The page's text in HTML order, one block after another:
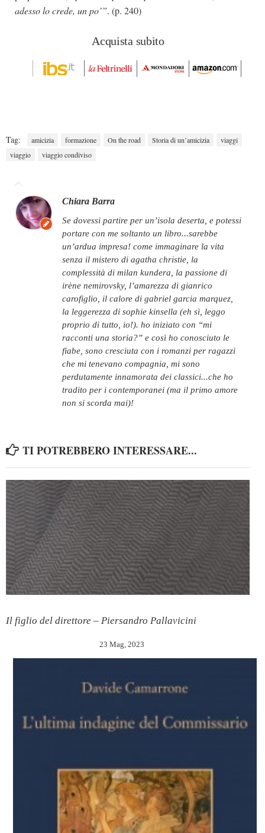
adesso lo crede, un po’”. (p. 240)
Acquista subito
Tag: amicizia formazione On the road Storia di un’amicizia
viaggi
viaggio
viaggio condiviso
Chiara Barra
se dovessi partire per un’isola deserta, e potessi
portare con me soltanto un libro...sarebbe
un’ardua impresa! come immaginare la vita
senza il mistero di agatha christie, la
complessità di milan kundera, la passione di
irène nemirovsky, l’amarezza di gianrico
carofiglio, il calore di gabriel garcia marquez,
la leggerezza di sophie kinsella (eh sì, leggo
proprio di tutto, io!). ho iniziato con “mi
racconti una storia?” e così ho conosciuto le
fiabe, sono cresciuta con i romanzi per ragazzi
che mi tenevano compagnia, mi sono
perdutamente innamorata dei classici...che ho
tradito per i contemporanei (ma il primo amore
non si scorda mai)!
TI POTREBBERO INTERESSARE...
Il figlio del direttore – Piersandro Pallavicini
23 Mag, 2023